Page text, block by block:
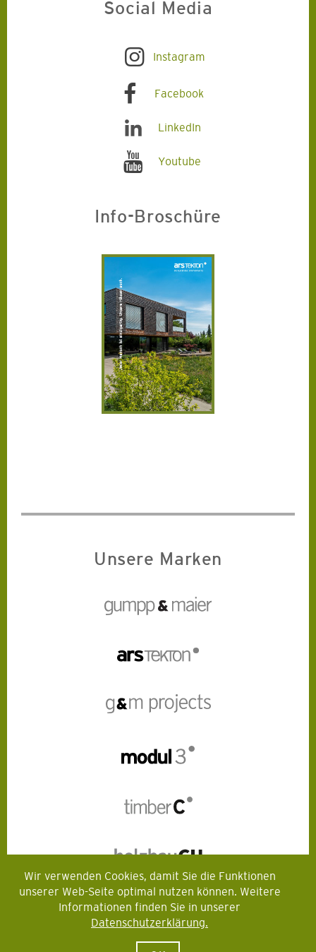
Social Media
Instagram
Facebook
LinkedIn
Youtube
Info-Broschüre
Unsere Marken
Wir verwenden Cookies, damit Sie die Funktionen
unserer Web-Seite optimal nutzen können. Weitere
Informationen finden Sie in unserer
Datenschutzerklärung.